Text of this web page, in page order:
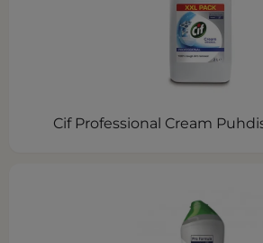
Cif Professional Cream